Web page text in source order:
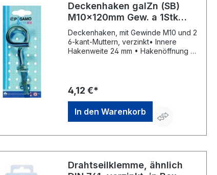
Deckenhaken galZn (SB)
M10x120mm Gew. a 1Stk
PÖSAMO
Deckenhaken, mit Gewinde M10 und 2
6-kant-Muttern, verzinkt• Innere
Hakenweite 24 mm • Hakenöffnung 10
Ketten- u. Metallwarenindustrie,
Frohnstraße 44, 40789 Monheim, DE,
+49217339760, info@poesamo.de
4,12 €*
In den Warenkorb
Drahtseilklemme, ähnlich